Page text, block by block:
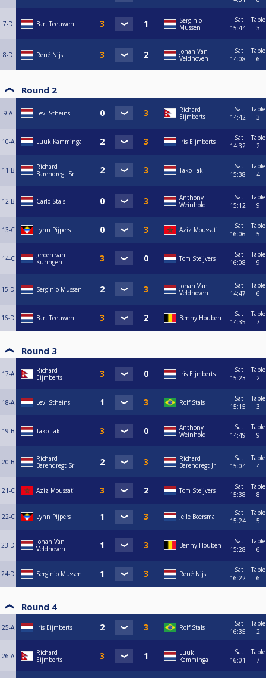
7-D Bart Teeuwen
Serginio
Mussen
Sat
15:44
Table
3
8-D René Nijs
Johan Van
Veldhoven
Sat
14:08
Table
6
Round 2
9-A Levi Stheins
Richard
Eijmberts
Sat
14:42
Table
3
10-A Luuk Kamminga Iris Eijmberts
Sat
14:32
Table
2
11-B
Richard
Barendregt Sr
Tako Tak
Sat
15:38
Table
4
12-B Carlo Stals
Anthony
Weinhold
Sat
15:12
Table
9
13-C Lynn Pijpers Aziz Moussati
Sat
16:06
Table
5
14-C
Jeroen van
Kuringen
Tom Steijvers
Sat
16:08
Table
9
15-D Serginio Mussen
Johan Van
Veldhoven
Sat
14:47
Table
6
16-D Bart Teeuwen Benny Houben
Sat
14:35
Table
7
Round 3
17-A
Richard
Eijmberts
Iris Eijmberts
Sat
15:23
Table
2
18-A Levi Stheins Rolf Stals
Sat
15:15
Table
3
19-B Tako Tak
Anthony
Weinhold
Sat
14:49
Table
9
20-B
Richard
Barendregt Sr
Richard
Barendregt Jr
Sat
15:04
Table
4
21-C Aziz Moussati Tom Steijvers
Sat
15:38
Table
8
22-C Lynn Pijpers Jelle Boersma
Sat
15:24
Table
5
23-D
Johan Van
Veldhoven
Benny Houben
Sat
15:28
Table
6
24-D Serginio Mussen René Nijs
Sat
16:22
Table
6
Round 4
25-A Iris Eijmberts Rolf Stals
Sat
16:35
Table
2
26-A
Richard
Eijmberts
Luuk
Kamminga
Sat
16:01
Table
7